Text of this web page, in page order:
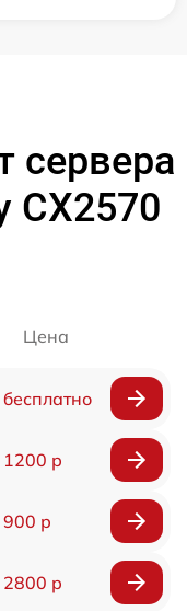
сервера
CX2570
Цена
бесплатно
1200 р
900 р
2800 р